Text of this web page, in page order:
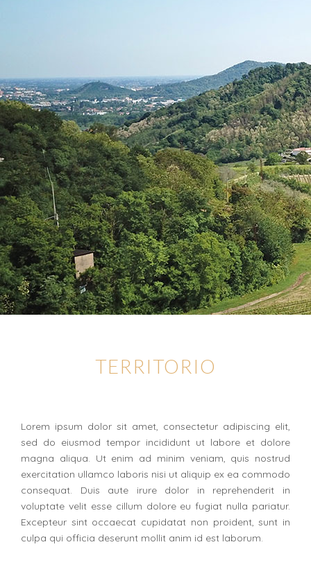
TERRITORIO
Lorem ipsum dolor sit amet, consectetur adipiscing elit,
sed do eiusmod tempor incididunt ut labore et dolore
magna aliqua. Ut enim ad minim veniam, quis nostrud
exercitation ullamco laboris nisi ut aliquip ex ea commodo
consequat. Duis aute irure dolor in reprehenderit in
voluptate velit esse cillum dolore eu fugiat nulla pariatur.
Excepteur sint occaecat cupidatat non proident, sunt in
culpa qui officia deserunt mollit anim id est laborum.